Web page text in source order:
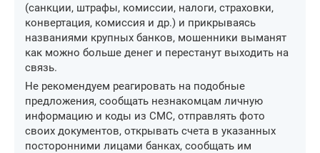
(санкции, штрафы, комиссии, налоги, страховки,
конвертация, комиссия и др.) и прикрываясь
названиями крупных банков, мошенники выманят
как можно больше денег и перестанут выходить на
связь.
Не рекомендуем реагировать на подобные
предложения, сообщать незнакомцам личную
информацию и коды из СМС, отправлять фото
своих документов, открывать счета в указанных
посторонними лицами банках, сообщать им